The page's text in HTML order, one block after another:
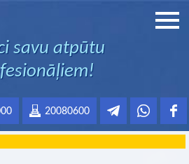
savu atpūtu
20080600